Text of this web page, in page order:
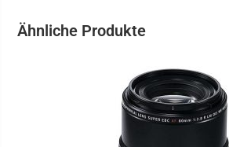
Ähnliche Produkte